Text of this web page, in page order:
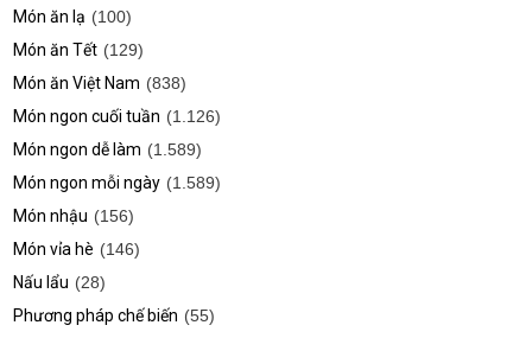
Món ăn lạ (100)
Món ăn Tết (129)
Món ăn Việt Nam (838)
Món ngon cuối tuần (1.126)
Món ngon dễ làm (1.589)
Món ngon mỗi ngày (1.589)
Món nhậu (156)
Món vỉa hè (146)
Nấu lẩu (28)
Phương pháp chế biến (55)